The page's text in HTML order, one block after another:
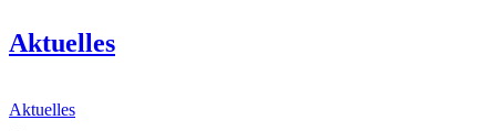
Aktuelles
Aktuelles